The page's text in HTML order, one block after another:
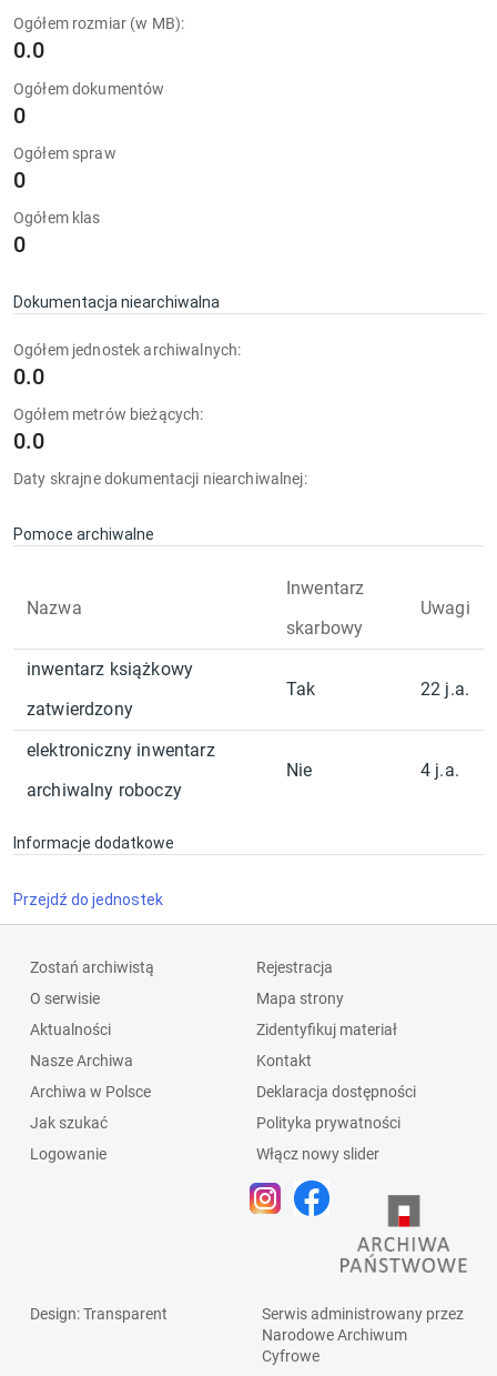
Ogółem rozmiar (w MB):
0.0
Ogółem dokumentów
0
Ogółem spraw
0
Ogółem klas
0
Dokumentacja niearchiwalna
Ogółem jednostek archiwalnych:
0.0
Ogółem metrów bieżących:
0.0
Daty skrajne dokumentacji niearchiwalnej:
Pomoce archiwalne
Nazwa
Inwentarz
skarbowy
Uwagi
inwentarz książkowy
zatwierdzony
Tak 22 j.a.
elektroniczny inwentarz
archiwalny roboczy
Nie 4 j.a.
Informacje dodatkowe
Przejdź do jednostek
Zostań archiwistą
O serwisie
Aktualności
Nasze Archiwa
Archiwa w Polsce
Jak szukać
Logowanie
Rejestracja
Mapa strony
Zidentyfikuj materiał
Kontakt
Deklaracja dostępności
Polityka prywatności
Włącz nowy slider
Design: Transparent
Serwis administrowany przez
Narodowe Archiwum
Cyfrowe